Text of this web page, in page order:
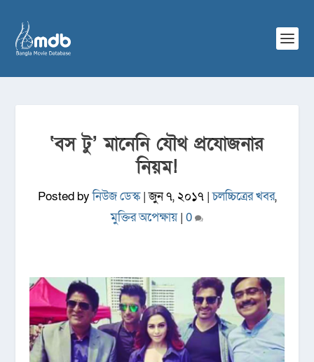
‘বস টু’ মানেনি যৌথ প্রযোজনার
নিয়ম!
Posted byনিউজ ডেস্ক|জুন ৭, ২০১৭|চলচ্চিত্রের খবর,
মুক্তির অপেক্ষায়| 0